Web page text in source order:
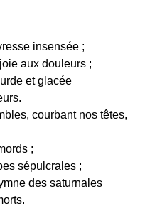
insensée ;
aux douleurs ;
et glacée
courbant nos têtes,
;
sépulcrales ;
des saturnales